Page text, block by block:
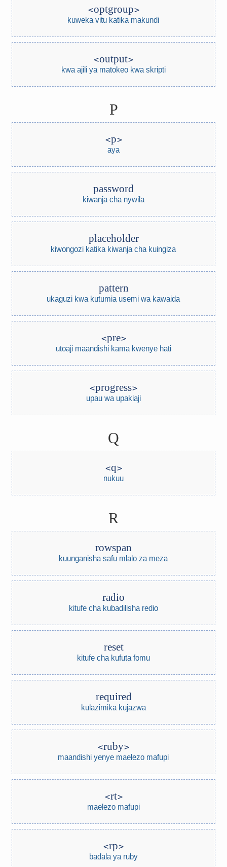
optgroup
kuweka vitu katika makundi
output
kwa ajili ya matokeo kwa skripti
P
p
aya
password
kiwanja cha nywila
placeholder
kiwongozi katika kiwanja cha kuingiza
pattern
ukaguzi kwa kutumia usemi wa kawaida
pre
utoaji maandishi kama kwenye hati
progress
upau wa upakiaji
Q
q
nukuu
R
rowspan
kuunganisha safu mlalo za meza
radio
kitufe cha kubadilisha redio
reset
kitufe cha kufuta fomu
required
kulazimika kujazwa
ruby
maandishi yenye maelezo mafupi
rt
maelezo mafupi
rp
badala ya ruby